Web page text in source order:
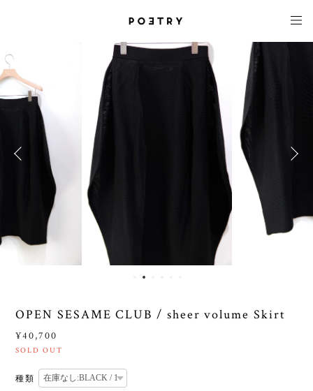
OPEN SESAME CLUB / sheer volume Skirt
¥40,700
SOLD OUT
種類